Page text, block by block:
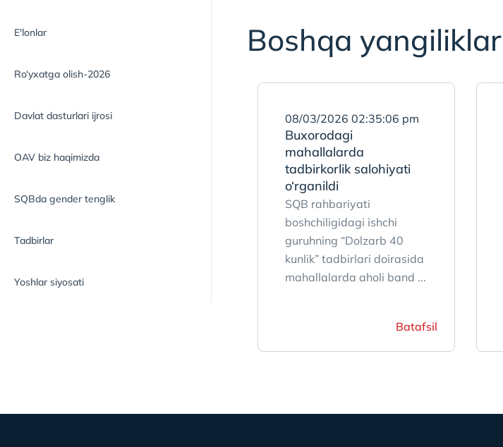
E'lonlar
Ro‘yxatga olish-2026
Davlat dasturlari ijrosi
OAV biz haqimizda
SQBda gender tenglik
Tadbirlar
Yoshlar siyosati
Boshqa yangiliklar
08/03/2026 02:35:06 pm
Buxorodagi
mahallalarda
tadbirkorlik salohiyati
o‘rganildi
SQB rahbariyati
boshchiligidagi ishchi
guruhning “Dolzarb 40
kunlik” tadbirlari doirasida
mahallalarda aholi band ...
Batafsil